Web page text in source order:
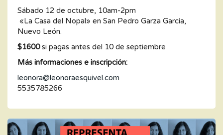
Sábado 12 de octubre, 10am-2pm
«La Casa del Nopal» en San Pedro Garza García,
Nuevo León.
$1600si pagas antes del 10 de septiembre
Más informaciones e inscripción:
leonora@leonoraesquivel.com
5535785266